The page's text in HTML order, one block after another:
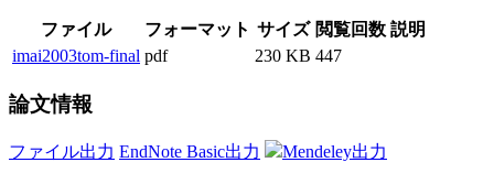
ファイル フォーマット サイズ 閲覧回数 説明
imai2003tom-final pdf 230 KB 447
論文情報
ファイル出力 EndNote Basic出力 Mendeley出力